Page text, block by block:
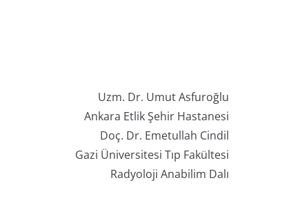
Uzm. Dr. Umut Asfuroğlu
Ankara Etlik Şehir Hastanesi
Doç. Dr. Emetullah Cindil
Gazi Üniversitesi Tıp Fakültesi
Radyoloji Anabilim Dalı